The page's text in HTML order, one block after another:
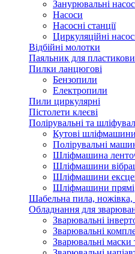
Занурювальні
Насоси
Насосні станції
Циркуляційні
Відбійні молотки
Паяльник для
Пилки ланцюгові
Бензопили
Електропили
Пили циркулярні
Пістолети клеєві
Полірувальні та
Кутові
Полірувальні
Шліфмашина
Шліфмашини
Шліфмашини
Шліфмашини прямі
Шабельна пила, ножівка,
Обладнання для
Зварювальні
Зварювальні
Зварювальні маски